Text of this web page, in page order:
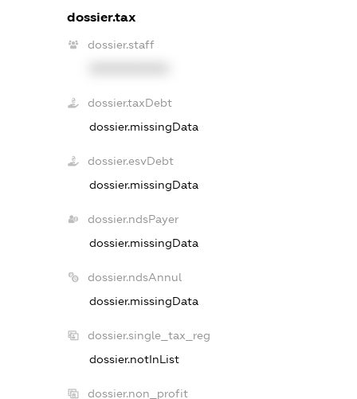
dossier.tax
dossier.staff
dossier.taxDebt
dossier.missingData
dossier.esvDebt
dossier.missingData
dossier.ndsPayer
dossier.missingData
dossier.ndsAnnul
dossier.missingData
dossier.single_tax_reg
dossier.notInList
dossier.non_profit